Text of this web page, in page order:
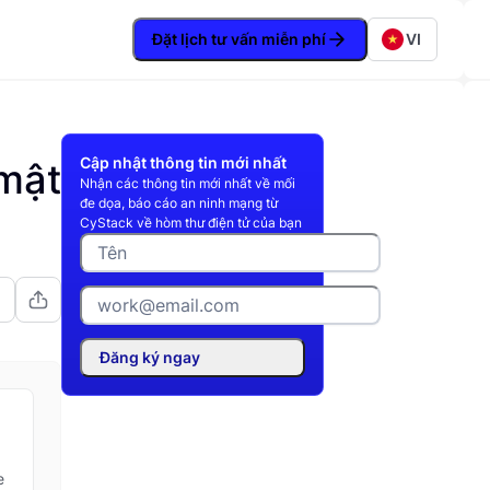
Đặt lịch tư vấn miễn phí VI
Cập nhật thông tin mới nhất
Nhận các thông tin mới nhất về mối
đe dọa, báo cáo an ninh mạng từ
CyStack về hòm thư điện tử của bạn
Đăng ký ngay